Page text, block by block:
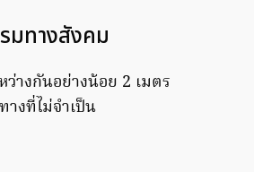
มทางสังคม
ว่างกันอย่างน้อย 2 เมตร
งที่ไม่จำเป็น